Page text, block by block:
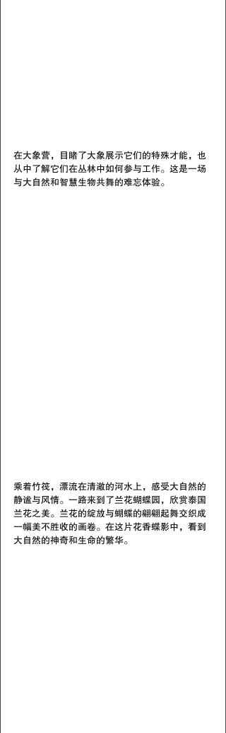
在大象营，目睹了大象展示它们的特殊才能，也
从中了解它们在丛林中如何参与工作。这是一场
与大自然和智慧生物共舞的难忘体验。
乘着竹筏，漂流在清澈的河水上，感受大自然的
静谧与风情。一路来到了兰花蝴蝶园，欣赏泰国
兰花之美。兰花的绽放与蝴蝶的翩翩起舞交织成
一幅美不胜收的画卷。在这片花香蝶影中，看到
大自然的神奇和生命的繁华。